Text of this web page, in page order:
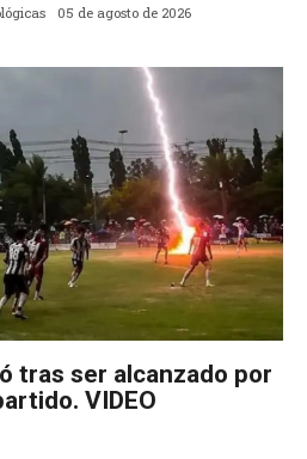
05 de agosto de 2026
tras ser alcanzado por
VIDEO